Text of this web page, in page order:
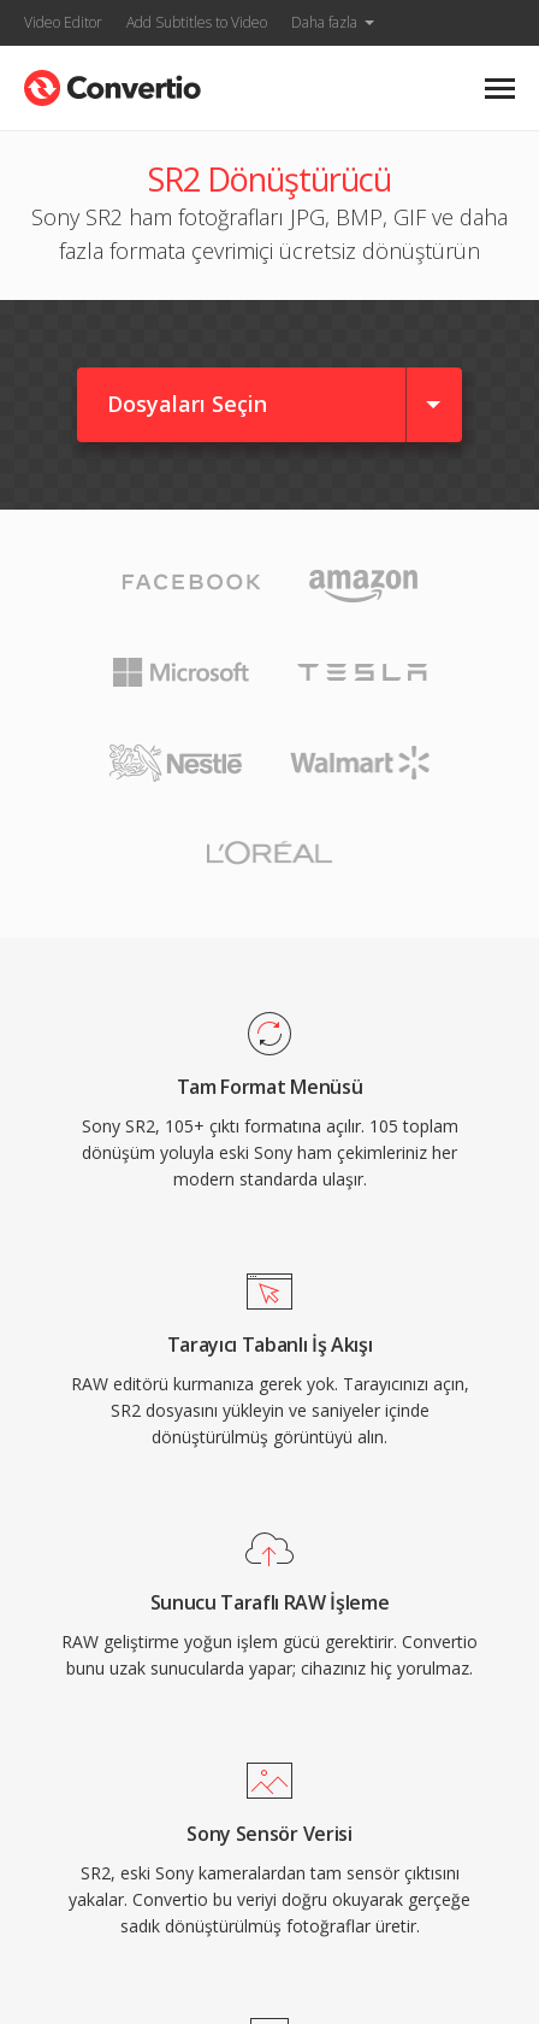
Video Editor Add Subtitles to Video Daha fazla
SR2 Dönüştürücü
Sony SR2 ham fotoğrafları JPG, BMP, GIF ve daha
fazla formata çevrimiçi ücretsiz dönüştürün
Dosyaları Seçin
Tam Format Menüsü
Sony SR2, 105+ çıktı formatına açılır. 105 toplam
dönüşüm yoluyla eski Sony ham çekimleriniz her
modern standarda ulaşır.
Tarayıcı Tabanlı İş Akışı
RAW editörü kurmanıza gerek yok. Tarayıcınızı açın,
SR2 dosyasını yükleyin ve saniyeler içinde
dönüştürülmüş görüntüyü alın.
Sunucu Taraflı RAW İşleme
RAW geliştirme yoğun işlem gücü gerektirir. Convertio
bunu uzak sunucularda yapar; cihazınız hiç yorulmaz.
Sony Sensör Verisi
SR2, eski Sony kameralardan tam sensör çıktısını
yakalar. Convertio bu veriyi doğru okuyarak gerçeğe
sadık dönüştürülmüş fotoğraflar üretir.